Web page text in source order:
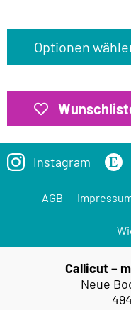
Optionen
Instagram
AGB
Callicut –
Neue